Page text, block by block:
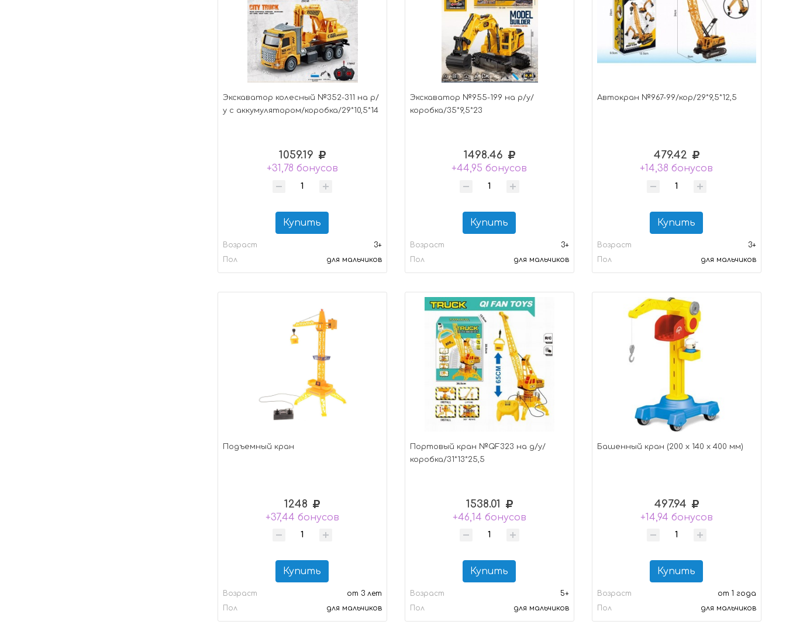
Экскаватор колесный №352-311 на р/
у с аккумулятором/коробка/29*10,5*14
1059.19
+31,78 бонусов
Купить
Возраст
3+
Пол
для мальчиков
Экскаватор №955-199 на р/у/
коробка/35*9,5*23
1498.46
+44,95 бонусов
Купить
Возраст
3+
Пол
для мальчиков
Автокран №967-99/кор/29*9,5*12,5
479.42
+14,38 бонусов
Купить
Возраст
3+
Пол
для мальчиков
Подъемный кран
1248
+37,44 бонусов
Купить
Возраст
от 3 лет
Пол
для мальчиков
Портовый кран №QF323 на д/у/
коробка/31*13*25,5
1538.01
+46,14 бонусов
Купить
Возраст
5+
Пол
для мальчиков
Башенный кран (200 х 140 х 400 мм)
497.94
+14,94 бонусов
Купить
Возраст
от 1 года
Пол
для мальчиков